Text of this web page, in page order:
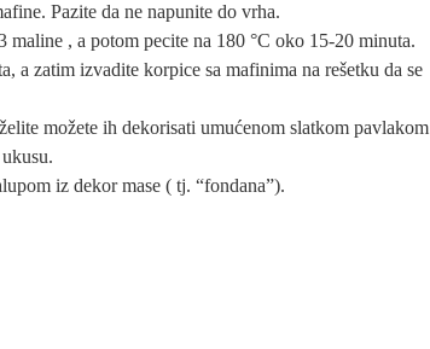
Pazite da ne napunite do vrha.
, a potom pecite na 180 °C oko 15-20 minuta.
a zatim izvadite korpice sa mafinima na rešetku da se
možete ih dekorisati umućenom slatkom pavlakom
iz dekor mase ( tj. “fondana”).